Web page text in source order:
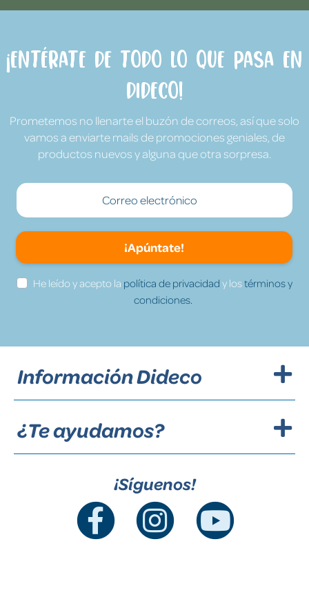
¡Entérate de todo lo que pasa en
Dideco!
Prometemos no llenarte el buzón de correos, así que solo
vamos a enviarte mails de promociones geniales, de
productos nuevos y alguna que otra sorpresa.
¡Apúntate!
He leído y acepto la política de privacidad y lostérminos y
condiciones.
Información Dideco
¿Te ayudamos?
¡Síguenos!